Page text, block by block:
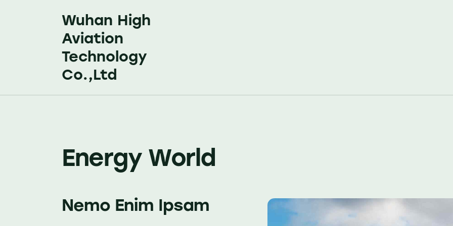
Wuhan High
Aviation
Technology
Co.,Ltd
Energy World
Nemo Enim Ipsam